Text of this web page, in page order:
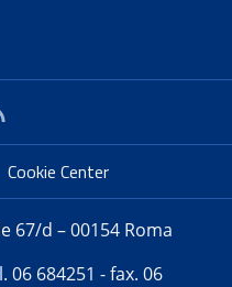
Cookie Center
67/d – 00154 Roma
06 684251 - fax. 06